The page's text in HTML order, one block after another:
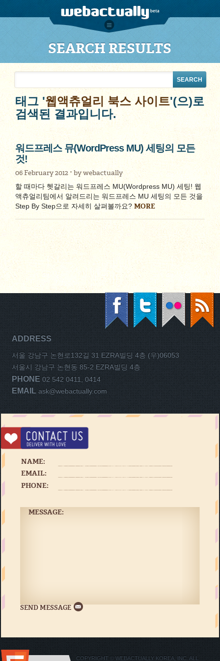
SEARCH RESULTS
태그 '웹액츄얼리 북스 사이트'(으)로
검색된 결과입니다.
워드프레스 뮤(WordPress MU) 세팅의 모든
것!
06 February 2012 bywebactually
할 때마다 헷갈리는 워드프레스 MU(Wordpress MU) 세팅! 웹
액츄얼리팀에서 알려드리는 워드프레스 MU 세팅의 모든 것을
Step By Step으로 자세히 살펴볼까요?MORE
ADDRESS
서울 강남구 논현로132길 31 EZRA빌딩 4층 (우)06053
서울시 강남구 논현동 85-2 EZRA빌딩 4층
PHONE 02 542 0411, 0414
EMAIL ask@webactually.com
NAME:
EMAIL:
PHONE:
MESSAGE:
COPYRIGHT © WEBACTUALLY KOREA, INC. ALL